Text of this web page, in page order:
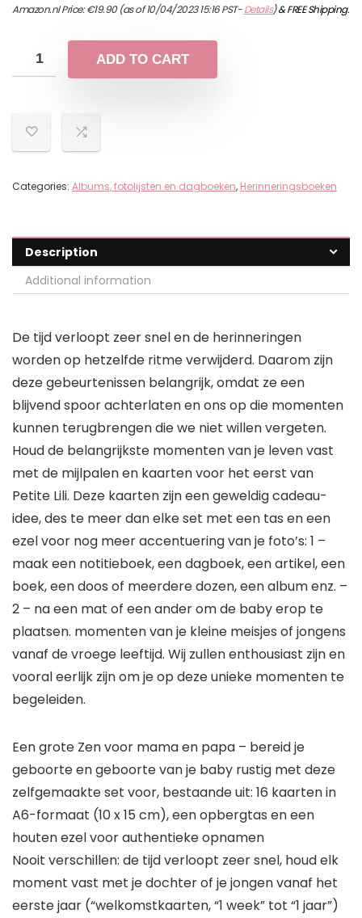
Amazon.nl Price:€19.90(as of 10/04/2023 15:16 PST-Details)&FREE Shipping.
ADD TO CART
Categories: Albums, fotolijsten en dagboeken, Herinneringsboeken
Description
Additional information
De tijd verloopt zeer snel en de herinneringen
worden op hetzelfde ritme verwijderd. Daarom zijn
deze gebeurtenissen belangrijk, omdat ze een
blijvend spoor achterlaten en ons op die momenten
kunnen terugbrengen die we niet willen vergeten.
Houd de belangrijkste momenten van je leven vast
met de mijlpalen en kaarten voor het eerst van
Petite Lili. Deze kaarten zijn een geweldig cadeau-
idee, des te meer dan elke set met een tas en een
ezel voor nog meer accentuering van je foto’s: 1 –
maak een notitieboek, een dagboek, een artikel, een
boek, een doos of meerdere dozen, een album enz. –
2 – na een mat of een ander om de baby erop te
plaatsen. momenten van je kleine meisjes of jongens
vanaf de vroege leeftijd. Wij zullen enthousiast zijn en
vooral eerlijk zijn om je op deze unieke momenten te
begeleiden.
Een grote Zen voor mama en papa – bereid je
geboorte en geboorte van je baby rustig met deze
zelfgemaakte set voor, bestaande uit: 16 kaarten in
A6-formaat (10 x 15 cm), een opbergtas en een
houten ezel voor authentieke opnamen
Nooit verschillen: de tijd verloopt zeer snel, houd elk
moment vast met je dochter of je jongen vanaf het
eerste jaar (“welkomstkaarten, “1 week” tot “1 jaar”)